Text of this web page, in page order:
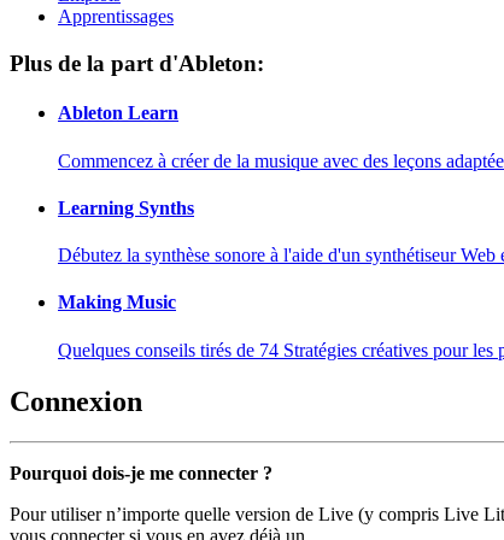
Apprentissages
Plus de la part d'Ableton:
Ableton Learn
Commencez à créer de la musique avec des leçons
Learning Synths
Débutez la synthèse sonore à l'aide d'un synthétiseur
Making Music
Quelques conseils tirés de 74 Stratégies créatives pour les
Connexion
Pourquoi dois-je me connecter ?
Pour utiliser n’importe quelle version de Live (y compris Live